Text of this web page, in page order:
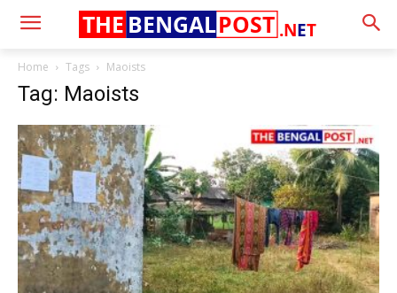
.NET
THE BENGALPOST
Home Tags Maoists
Tag: Maoists